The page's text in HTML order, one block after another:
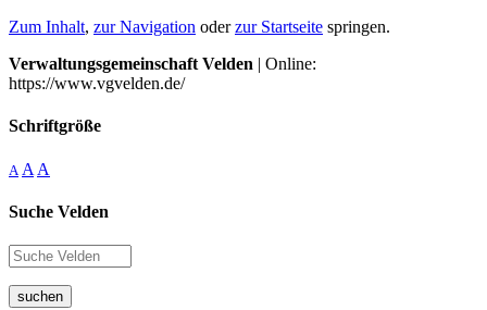
Zum Inhalt, zur Navigation oderzur Startseite springen.
Verwaltungsgemeinschaft Velden | Online:
https://www.vgvelden.de/
Schriftgröße
A A A
Suche Velden
suchen